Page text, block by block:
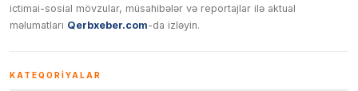
ictimai-sosial mövzular, müsahibələr və reportajlar ilə aktual
məlumatları Qerbxeber.com-da izləyin.
KATEQORIYALAR